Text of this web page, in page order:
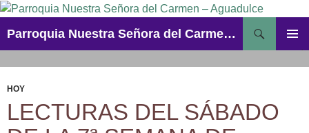
Saltar
contenido
Parroquia Nuestra Señora del Carmen – Aguadulce
HOY
LECTURAS DEL SÁBADO